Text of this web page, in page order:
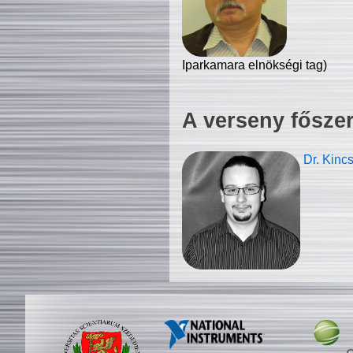
Iparkamara elnökségi tag)
A verseny
Dr.